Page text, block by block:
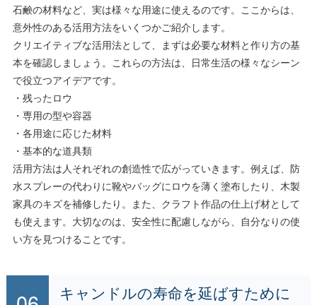
石鹸の材料など、実は様々な用途に使えるのです。ここからは、
意外性のある活用方法をいくつかご紹介します。
クリエイティブな活用法として、まずは必要な材料と作り方の基
本を確認しましょう。これらの方法は、日常生活の様々なシーン
で役立つアイデアです。
・残ったロウ
・専用の型や容器
・各用途に応じた材料
・基本的な道具類
活用方法は人それぞれの創造性で広がっていきます。例えば、防
水スプレーの代わりに靴やバッグにロウを薄く塗布したり、木製
家具のキズを補修したり。また、クラフト作品の仕上げ材として
も使えます。大切なのは、安全性に配慮しながら、自分なりの使
い方を見つけることです。
キャンドルの寿命を延ばすために